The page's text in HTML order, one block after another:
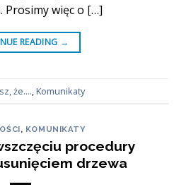
Prosimy więc o […]
READING →
że.... Komunikaty
, KOMUNIKATY
procedury
drzewa